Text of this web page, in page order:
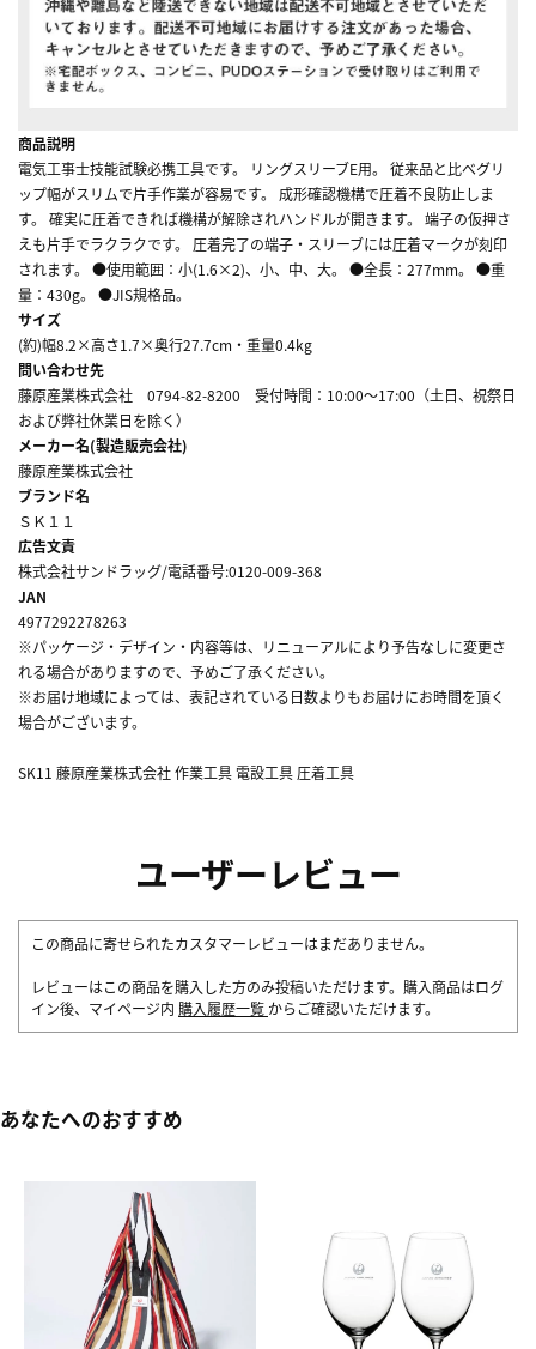
商品説明
電気工事士技能試験必携工具です。 リングスリーブE用。 従来品と比べグリ
ップ幅がスリムで片手作業が容易です。 成形確認機構で圧着不良防止しま
す。 確実に圧着できれば機構が解除されハンドルが開きます。 端子の仮押さ
えも片手でラクラクです。 圧着完了の端子・スリーブには圧着マークが刻印
されます。 ●使用範囲：小(1.6×2)、小、中、大。 ●全長：277mm。 ●重
量：430g。 ●JIS規格品。
サイズ
(約)幅8.2×高さ1.7×奥行27.7cm・重量0.4kg
問い合わせ先
藤原産業株式会社 0794-82-8200 受付時間：10:00～17:00（土日、祝祭日
および弊社休業日を除く）
メーカー名(製造販売会社)
藤原産業株式会社
ブランド名
ＳＫ１１
広告文責
株式会社サンドラッグ/電話番号:0120-009-368
JAN
4977292278263
※パッケージ・デザイン・内容等は、リニューアルにより予告なしに変更さ
れる場合がありますので、予めご了承ください。
※お届け地域によっては、表記されている日数よりもお届けにお時間を頂く
場合がございます。
SK11 藤原産業株式会社 作業工具 電設工具 圧着工具
ユーザーレビュー
この商品に寄せられたカスタマーレビューはまだありません。
レビューはこの商品を購入した方のみ投稿いただけます。購入商品はログ
イン後、マイページ内 購入履歴一覧 からご確認いただけます。
あなたへのおすすめ